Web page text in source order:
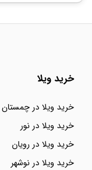
خرید ویلا
خرید ویلا در چمستان
خرید ویلا در نور
خرید ویلا در رویان
خرید ویلا در نوشهر